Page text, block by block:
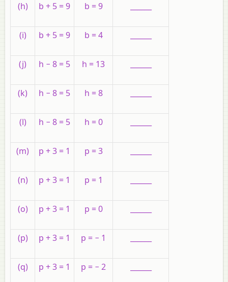
(h) b + 5 = 9 b = 9
(i) b + 5 = 9 b = 4
(j) h − 8 = 5 h = 13
(k) h − 8 = 5 h = 8
(l) h − 8 = 5 h = 0
(m) p + 3 = 1 p = 3
(n) p + 3 = 1 p = 1
(o) p + 3 = 1 p = 0
(p) p + 3 = 1 p = − 1
(q) p + 3 = 1 p = − 2